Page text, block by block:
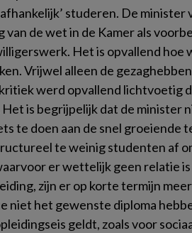
studeren. De minister
van de wet in de Kamer als
Het is opvallend hoe
Vrijwel alleen de
werd opvallend lichtvoetig
is begrijpelijk dat de minister
te doen aan de snel groeiende
te weinig studenten af
er wettelijk geen relatie
zijn er op korte termijn
niet het gewenste diploma
geldt, zoals voor